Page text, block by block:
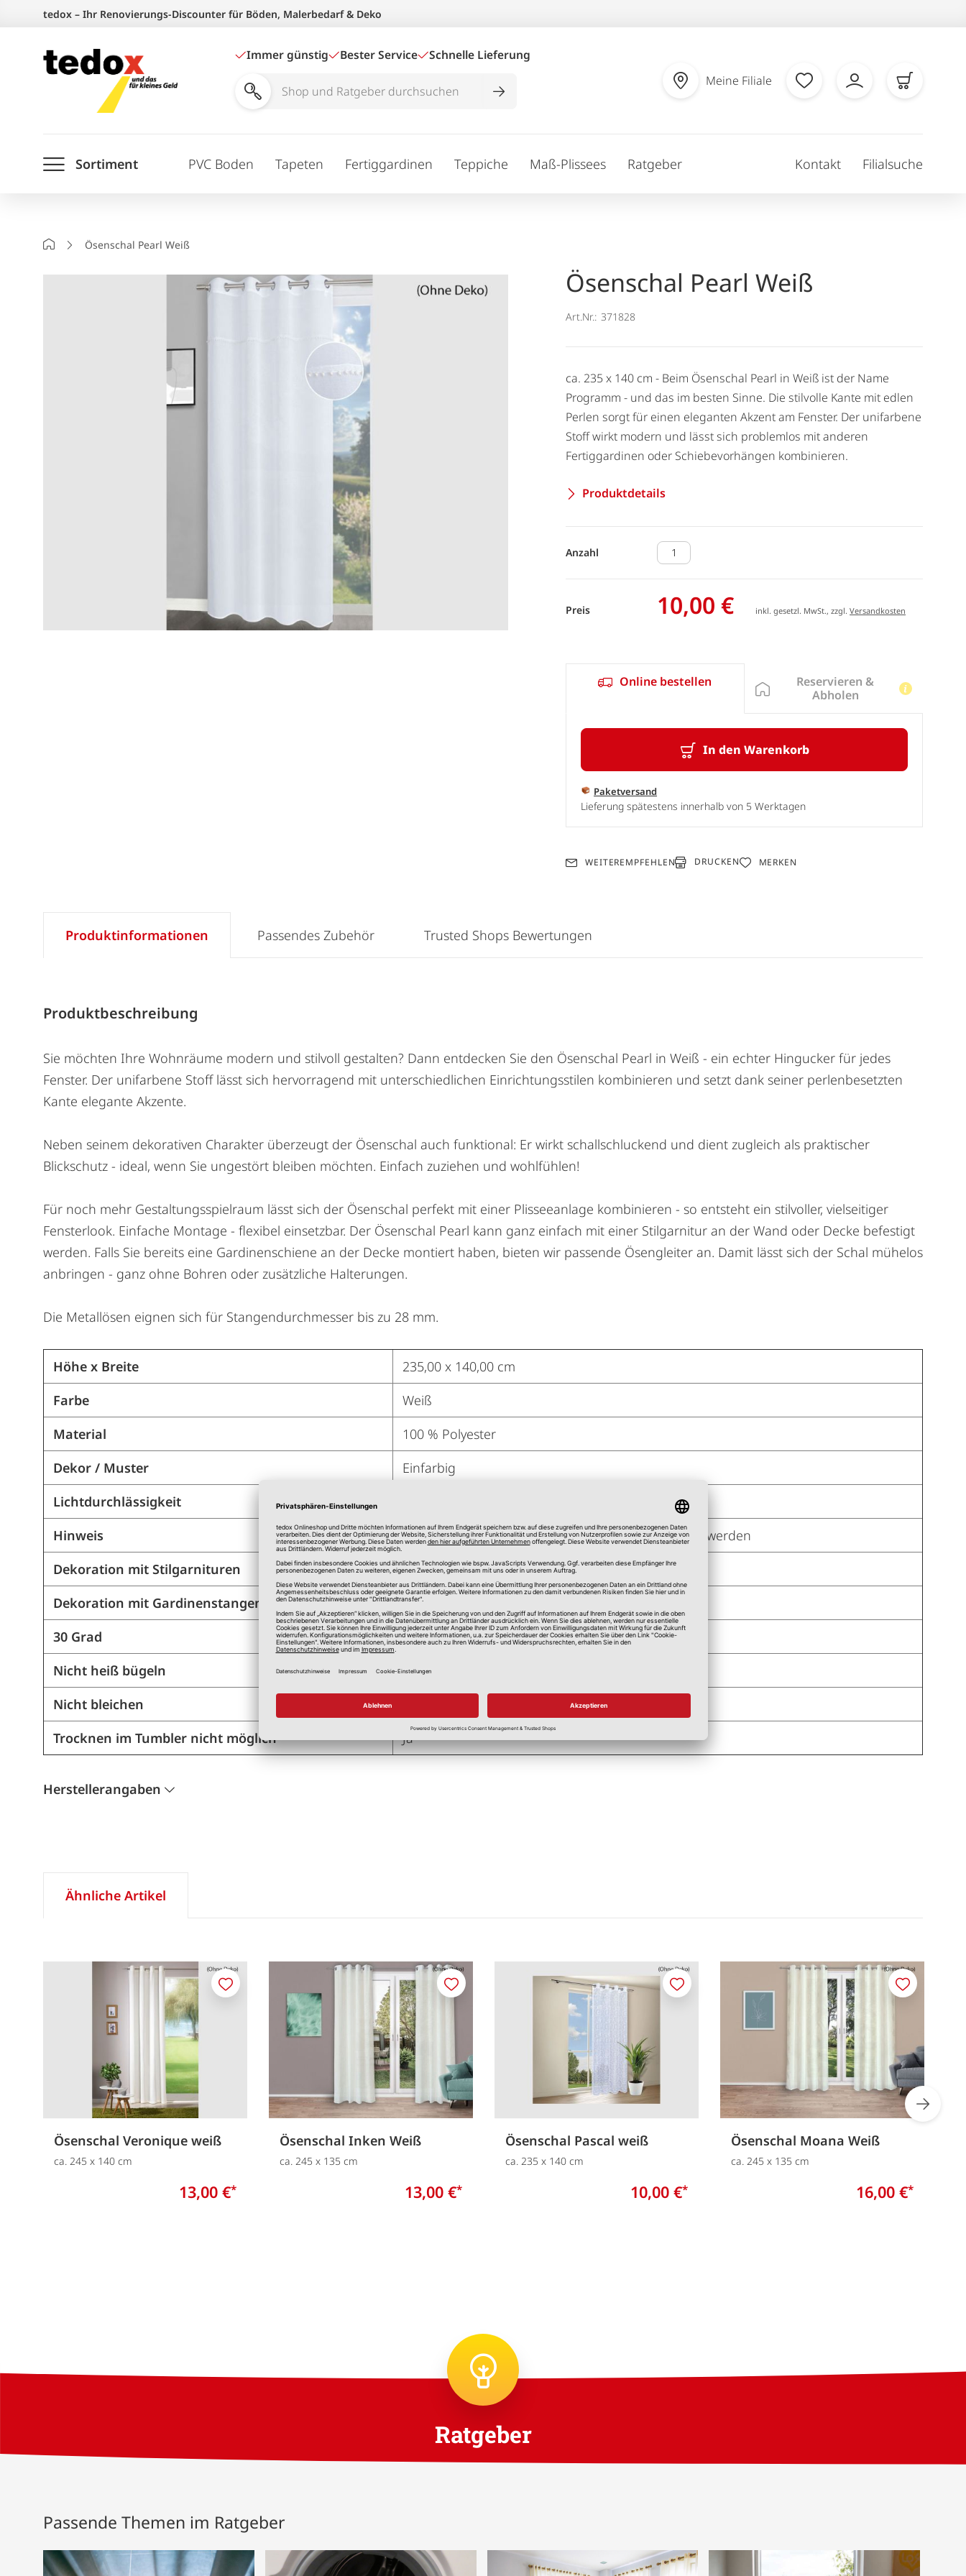
springen
tedox – Ihr Renovierungs-Discounter für Böden, Malerbedarf & Deko
Immer günstig Bester Service Schnelle Lieferung
Shop
durchsuchen
Meine Filiale
Sortiment PVC Boden Tapeten Fertiggardinen Teppiche Maß-Plissees Ratgeber Kontakt Filialsuche
StartseiteÖsenschal Pearl Weiß
Ösenschal Pearl Weiß
Art.Nr.: 371828
ca. 235 x 140 cm - Beim Ösenschal Pearl in Weiß ist der Name
Programm - und das im besten Sinne. Die stilvolle Kante mit edlen
Perlen sorgt für einen eleganten Akzent am Fenster. Der unifarbene
Stoff wirkt modern und lässt sich problemlos mit anderen
Fertiggardinen oder Schiebevorhängen kombinieren.
Produktdetails
Anzahl
Preis 10,00 € inkl. gesetzl. MwSt., zzgl.Versandkosten
Online bestellen
In den Warenkorb
Paketversand
Lieferung spätestens innerhalb von 5 Werktagen
Reservieren &
Abholen
WEITEREMPFEHLEN DRUCKEN MERKEN
Produktinformationen
Produktbeschreibung
Sie möchten Ihre Wohnräume modern und stilvoll gestalten? Dann entdecken Sie den Ösenschal Pearl in Weiß - ein echter Hingucker für jedes
Fenster. Der unifarbene Stoff lässt sich hervorragend mit unterschiedlichen Einrichtungsstilen kombinieren und setzt dank seiner perlenbesetzten
Kante elegante Akzente.
Neben seinem dekorativen Charakter überzeugt der Ösenschal auch funktional: Er wirkt schallschluckend und dient zugleich als praktischer
Blickschutz - ideal, wenn Sie ungestört bleiben möchten. Einfach zuziehen und wohlfühlen!
Für noch mehr Gestaltungsspielraum lässt sich der Ösenschal perfekt mit einer Plisseeanlage kombinieren - so entsteht ein stilvoller, vielseitiger
Fensterlook. Einfache Montage - flexibel einsetzbar. Der Ösenschal Pearl kann ganz einfach mit einer Stilgarnitur an der Wand oder Decke befestigt
werden. Falls Sie bereits eine Gardinenschiene an der Decke montiert haben, bieten wir passende Ösengleiter an. Damit lässt sich der Schal mühelos
anbringen - ganz ohne Bohren oder zusätzliche Halterungen.
Die Metallösen eignen sich für Stangendurchmesser bis zu 28 mm.
Höhe x Breite
235,00 x 140,00 cm
Farbe
Weiß
Material
100 % Polyester
Dekor / Muster
Einfarbig
Lichtdurchlässigkeit
Hinweis
Kann mit Ösengleitern auch an Schienen dekoriert werden
Dekoration mit Stilgarnituren
Ja
Dekoration mit Gardinenstangen
Ja
30 Grad
Ja
Nicht heiß bügeln
Ja
Nicht bleichen
Trocknen im Tumbler nicht möglich
Ja
Herstellerangaben
Passendes Zubehör Trusted Shops Bewertungen
Ähnliche Artikel
Ösenschal Veronique weiß
ca. 245 x 140 cm
13,00 €*
Merken
Ösenschal Inken Weiß
ca. 245 x 135 cm
13,00 €*
Merken
Ösenschal Pascal weiß
ca. 235 x 140 cm
10,00 €*
Merken
Ösenschal Moana Weiß
ca. 245 x 135 cm
16,00 €*
Merken
Ratgeber
Passende Themen im Ratgeber